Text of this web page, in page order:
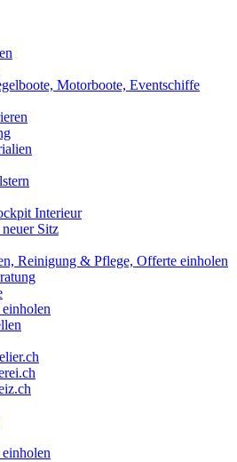
Motorboote, Eventschiffe
Interieur
Sitz
Reinigung & Pflege, Offerte einholen